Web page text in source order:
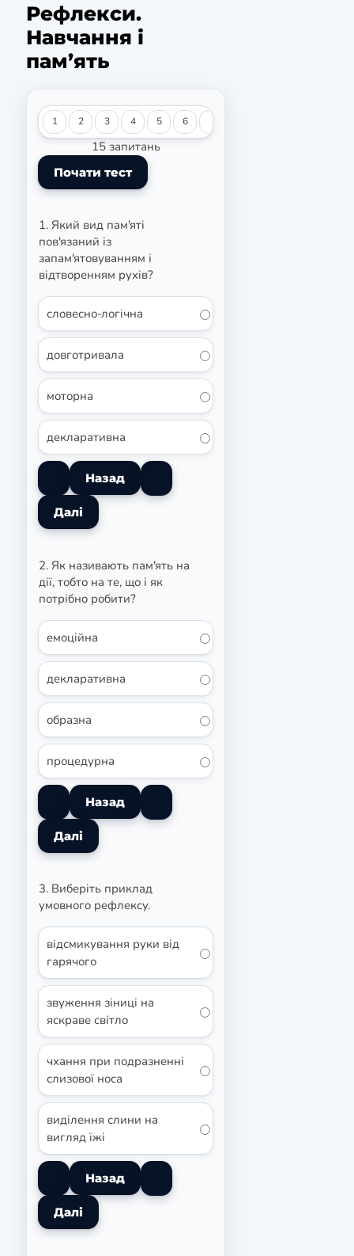
Рефлекси.
Навчання і
пам’ять
1 2 3 4 5 6
15 запитань
1. Який вид пам'яті
пов'язаний із
запам'ятовуванням і
відтворенням рухів?
словесно-логічна
довготривала
моторна
декларативна
2. Як називають пам'ять на
дії, тобто на те, що і як
потрібно робити?
емоційна
декларативна
образна
процедурна
3. Виберіть приклад
умовного рефлексу.
відсмикування руки від
гарячого
звуження зіниці на
яскраве світло
чхання при подразненні
слизової носа
виділення слини на
вигляд їжі